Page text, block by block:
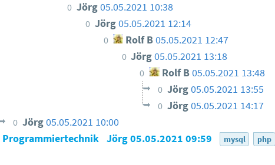
0 Jörg05.05.2021 10:38
0 Jörg05.05.2021 12:14
0 Rolf B05.05.2021 12:47
0 Jörg05.05.2021 13:18
0 Rolf B05.05.2021 13:48
0 Jörg05.05.2021 13:55
0 Jörg05.05.2021 14:17
0 Jörg05.05.2021 10:00
Programmiertechnik Jörg05.05.2021 09:59 mysql php